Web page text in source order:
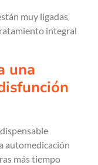
muy ligadas
integral
una
automedicación
más tiempo